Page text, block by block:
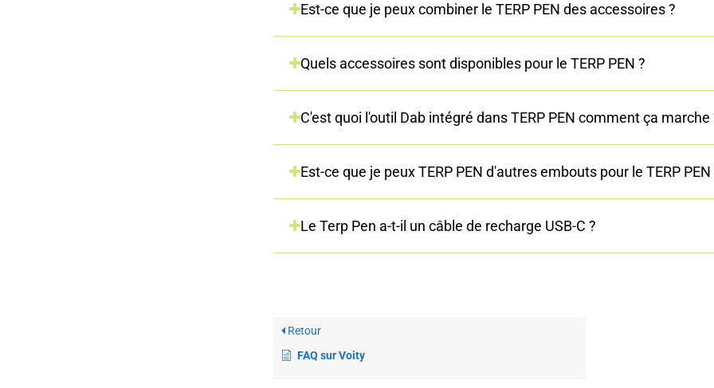
Est-ce que je peux combiner le TERP PEN des accessoires ?
Quels accessoires sont disponibles pour le TERP PEN ?
C'est quoi l'outil Dab intégré dans TERP PEN comment ça marche
Est-ce que je peux TERP PEN d'autres embouts pour le TERP PEN
Le Terp Pen a-t-il un câble de recharge USB-C ?
Retour
FAQ sur Voity